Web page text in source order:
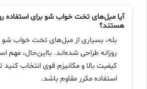
آیا مبل‌های تخت خواب شو برای استفاده
هستند؟
بله، بسیاری از مبل‌های تخت خواب شو
روزانه طراحی شده‌اند. بااین‌حال، مهم
کیفیت بالا و مکانیزم قوی انتخاب کنید
استفاده مکرر مقاوم باشد.